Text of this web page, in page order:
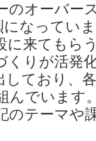
オーバー
なってい
に来てもら
くりが活発
ており、
でいます
のテーマや